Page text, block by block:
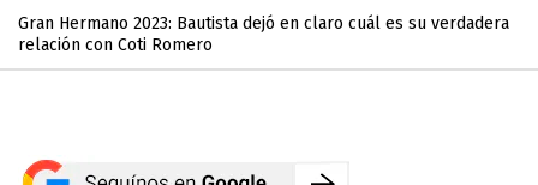
Gran Hermano 2023: Bautista dejó en claro cuál es su verdadera
relación con Coti Romero